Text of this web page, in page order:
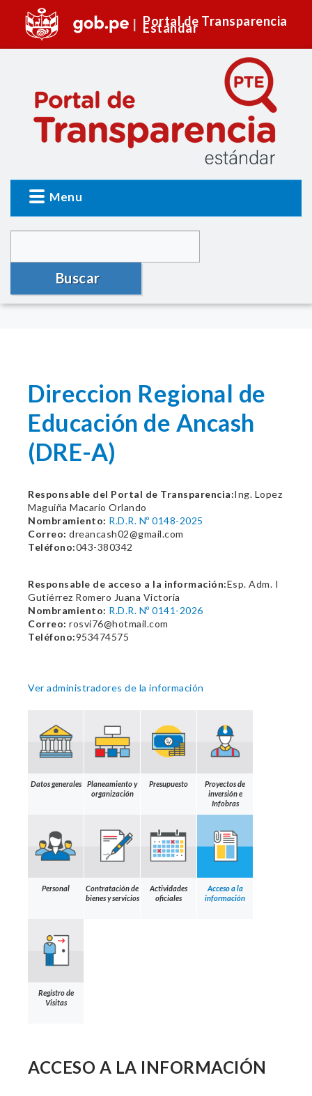
Portal de Transparencia
Estándar
Menu
Buscar
Direccion Regional de
Educación de Ancash
(DRE-A)
Responsable del Portal de Transparencia:Ing. Lopez
Maguiña Macario Orlando
Nombramiento: R.D.R. Nº 0148-2025
Correo: dreancash02@gmail.com
Teléfono:043-380342
Responsable de acceso a la información:Esp. Adm. I
Gutiérrez Romero Juana Victoria
Nombramiento: R.D.R. Nº 0141-2026
Correo: rosvi76@hotmail.com
Teléfono:953474575
Ver administradores de la información
Datos generales
Planeamiento y
organización
Presupuesto
Proyectos de
inversión e
Infobras
Personal
Contratación de
bienes y servicios
Actividades
oficiales
Acceso a la
información
Registro de
Visitas
ACCESO A LA INFORMACIÓN